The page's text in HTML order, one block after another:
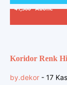
41,300 Abone
Koridor Renk
by.dekor - 17